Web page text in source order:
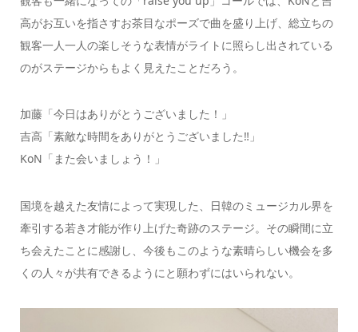
高がお互いを指さすお茶目なポーズで曲を盛り上げ、総立ちの
観客一人一人の楽しそうな表情がライトに照らし出されている
のがステージからもよく見えたことだろう。
加藤「今日はありがとうございました！」
吉高「素敵な時間をありがとうございました‼」
KoN「また会いましょう！」
国境を越えた友情によって実現した、日韓のミュージカル界を
牽引する若き才能が作り上げた奇跡のステージ。その瞬間に立
ち会えたことに感謝し、今後もこのような素晴らしい機会を多
くの人々が共有できるようにと願わずにはいられない。